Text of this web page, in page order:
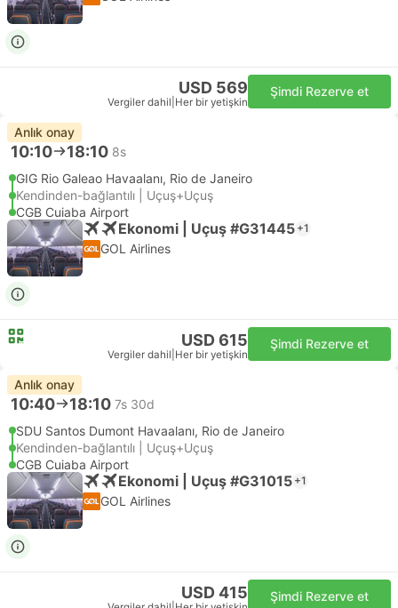
USD 569
Vergiler dahil Her bir yetişkin
Şimdi Rezerve et
Anlık onay
10:10 18:10 8s
GIG Rio Galeao Havaalanı, Rio de Janeiro
Kendinden-bağlantılı | Uçuş+Uçuş
CGB Cuiaba Airport
Ekonomi | Uçuş #G31445 +1
GOL Airlines
USD 615
Vergiler dahil Her bir yetişkin
Şimdi Rezerve et
Anlık onay
10:40 18:10 7s 30d
SDU Santos Dumont Havaalanı, Rio de Janeiro
Kendinden-bağlantılı | Uçuş+Uçuş
CGB Cuiaba Airport
Ekonomi | Uçuş #G31015 +1
GOL Airlines
USD 415 Şimdi Rezerve et